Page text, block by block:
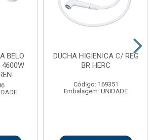
BELO
4600W
DUCHA HIGIENICA C/ REG
BR HERC
Código: 169351
Embalagem: UNIDADE